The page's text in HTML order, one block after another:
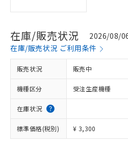
在庫/販売状況
2026/08/
在庫/販売状況 ご利用条件
販売状況 販売中
機種区分 受注生産機種
在庫状況
標準価格(税別) ¥ 3,300